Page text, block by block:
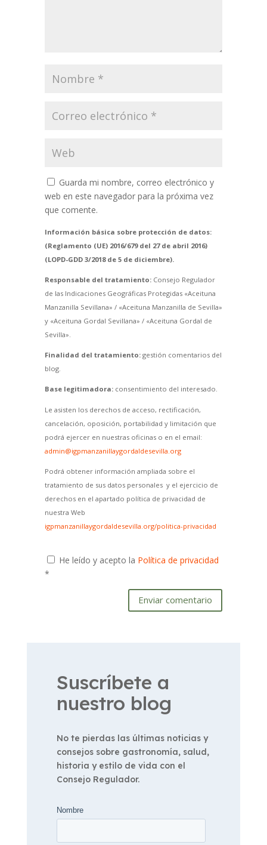
Guarda mi nombre, correo electrónico y
web en este navegador para la próxima vez
que comente.
Información básica sobre protección de datos:
(Reglamento (UE) 2016/679 del 27 de abril 2016)
(LOPD-GDD 3/2018 de 5 de diciembre).
Responsable del tratamiento:Consejo Regulador
de las Indicaciones Geográficas Protegidas «Aceituna
Manzanilla Sevillana» / «Aceituna Manzanilla de Sevilla»
y «Aceituna Gordal Sevillana» / «Aceituna Gordal de
Sevilla».
Finalidad del tratamiento:gestión comentarios del
blog.
Base legitimadora:consentimiento del interesado.
Le asisten los derechos de acceso, rectificación,
cancelación, oposición, portabilidad y limitación que
podrá ejercer en nuestras oficinas o en el email:
admin@igpmanzanillaygordaldesevilla.org
Podrá obtener información ampliada sobre el
tratamiento de sus datos personales y el ejercicio de
derechos en el apartado política de privacidad de
nuestra Web
igpmanzanillaygordaldesevilla.org/politica-privacidad
He leído y acepto la Política de privacidad
*
Enviar comentario
Suscríbete a
nuestro blog
No te pierdas las últimas noticias y
consejos sobre gastronomía, salud,
historia y estilo de vida con el
Consejo Regulador.